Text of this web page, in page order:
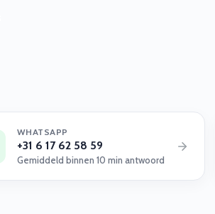
WHATSAPP
+31 6 17 62 58 59
Gemiddeld binnen 10 min antwoord